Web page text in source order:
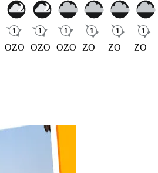
OZO OZO OZO ZO ZO ZO